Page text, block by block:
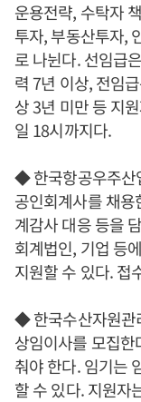
운용전략, 수탁자
투자, 부동산투자,
로 나뉜다. 선임급
력 7년 이상, 전임
상 3년 미만 등 지
일 18시까지다.
◆ 한국항공우주산
공인회계사를 채용
계감사 대응 등을
회계법인, 기업 등
지원할 수 있다. 접
◆ 한국수산자원관
상임이사를 모집
춰야 한다. 임기는
할 수 있다. 지원자